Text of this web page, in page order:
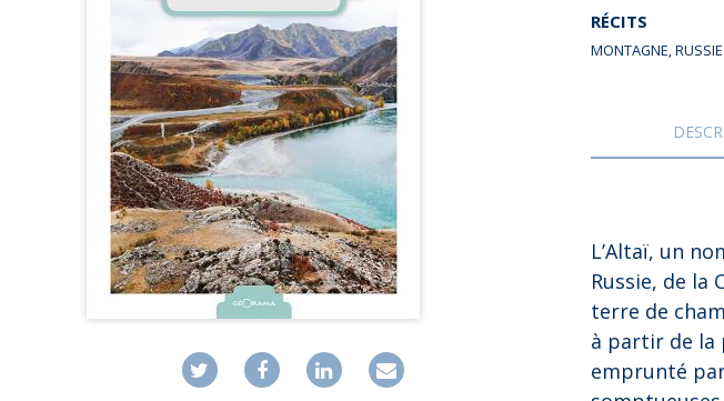
POÉSIE
PROVERBES & DICTONS
GUIDES
HORS COLLECTION
TÉMOIGNAGES
ROMANS
LIVRETS PÉDAGOGIQUES
EN POCHE
LIVRES NUMÉRIQUES
VOYAGE INITIATIQUE
BRETAGNE
EUROPE
GRAND NORD
INDE
MOYEN-ORIENT
RÉCITS
MONTAGNE,RUSSIE
L’Altaï, un
Russie, de la
terre de
à partir de la
emprunté par